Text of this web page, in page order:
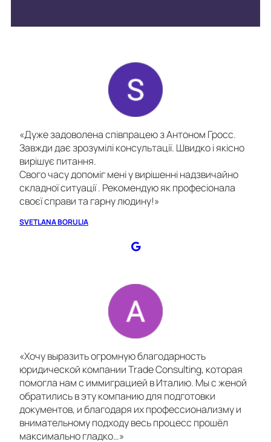
«Дуже задоволена співпрацею з Антоном Гросс.
Завжди дає зрозумілі консультації. Швидко і якісно
вирішує питання.
Свого часу допоміг мені у вирішенні надзвичайно
складної ситуації . Рекомендую як професіонала
своєї справи та гарну людину!»
SVETLANA BORULIA
«Хочу выразить огромную благодарность
юридической компании Trade Consulting, которая
помогла нам с иммиграцией в Италию. Мы с женой
обратились в эту компанию для подготовки
документов, и благодаря их профессионализму и
внимательному подходу весь процесс прошёл
максимально гладко…»